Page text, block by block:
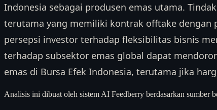
Indonesia sebagai produsen emas utama.
terutama yang memiliki kontrak offtake
persepsi investor terhadap fleksibilitas bisnis
terhadap subsektor emas global dapat
emas di Bursa Efek Indonesia, terutama jika
Analisis ini dibuat oleh sistem AI Feedberry berdasarkan sumber